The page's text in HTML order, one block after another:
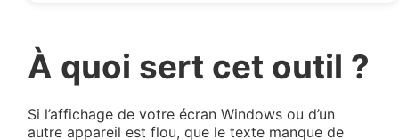
À quoi sert cet outil ?
Si l’affichage de votre écran Windows ou d’un
autre appareil est flou, que le texte manque de